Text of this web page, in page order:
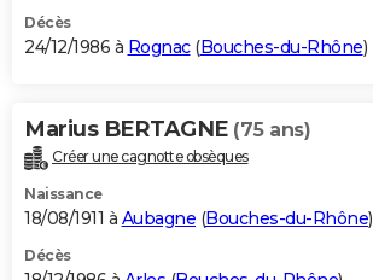
Décès
24/12/1986 à Rognac(Bouches-du-Rhône)
Marius BERTAGNE (75 ans)
Créer une cagnotte obsèques
Naissance
18/08/1911 à Aubagne (Bouches-du-Rhône)
Décès